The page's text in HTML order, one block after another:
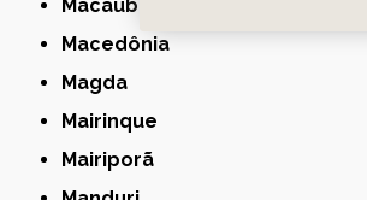
Macaubal
Macedônia
Magda
Mairinque
Mairiporã